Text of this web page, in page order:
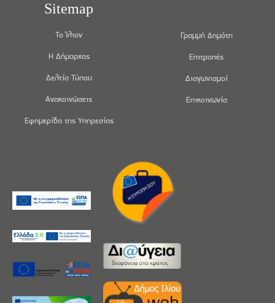
Sitemap
Το Ίλιον
Η Δήμαρχος
Δελτία Τύπου
Ανακοινώσεις
Εφημερίδα της Υπηρεσίας
Γραμμή Δημότη
Επιτροπές
Διαγωνισμοί
Επικοινωνία